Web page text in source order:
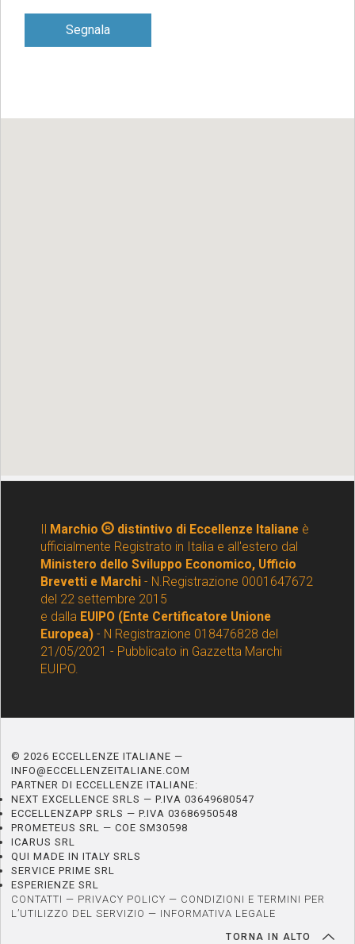
Segnala
Marchio distintivo di Eccellenze Italianeè
ufficialmente Registrato in Italia e all'estero dal
Ministero dello Sviluppo Economico, Ufficio
Brevetti e Marchi - N.Registrazione 0001647672
del 22 settembre 2015
e dalla EUIPO (Ente Certificatore Unione
Europea) - N Registrazione 018476828 del
21/05/2021 - Pubblicato in Gazzetta Marchi
EUIPO.
© 2026 ECCELLENZE ITALIANE —
INFO@ECCELLENZEITALIANE.COM
PARTNER DI ECCELLENZE ITALIANE:
NEXT EXCELLENCE SRLS — P.IVA 03649680547
ECCELLENZAPP SRLS — P.IVA 03686950548
PROMETEUS SRL — COE SM30598
ICARUS SRL
QUI MADE IN ITALY SRLS
SERVICE PRIME SRL
ESPERIENZE SRL
CONTATTI — PRIVACY POLICY — CONDIZIONI E TERMINI PER
L’UTILIZZO DEL SERVIZIO — INFORMATIVA LEGALE
TORNA IN ALTO